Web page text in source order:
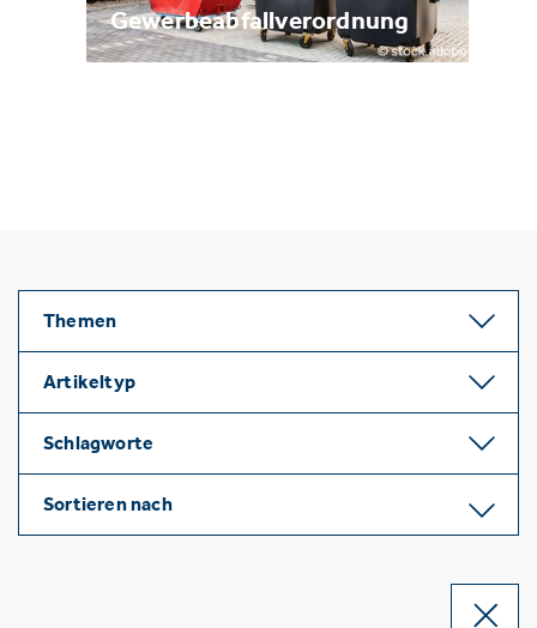
Metallrecycling
Themen
Artikeltyp
Schlagworte
Sortieren nach